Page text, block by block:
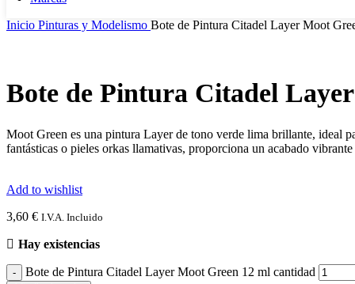
Inicio Pinturas y Modelismo Bote de Pintura Citadel Layer Moot
Bote de Pintura Citadel
Moot Green es una pintura Layer de tono verde lima brillante, ideal
fantásticas o pieles orkas llamativas, proporciona un acabado
Add to wishlist
3,60 € I.V.A. Incluido
Hay existencias
Bote de Pintura Citadel Layer Moot Green 12 ml cantidad